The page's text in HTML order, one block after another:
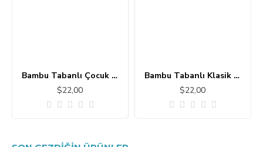
Bambu Tabanlı Çocuk Halısı MC101
$22,00
Bambu Tabanlı Klasik Halı MS109
$22,00